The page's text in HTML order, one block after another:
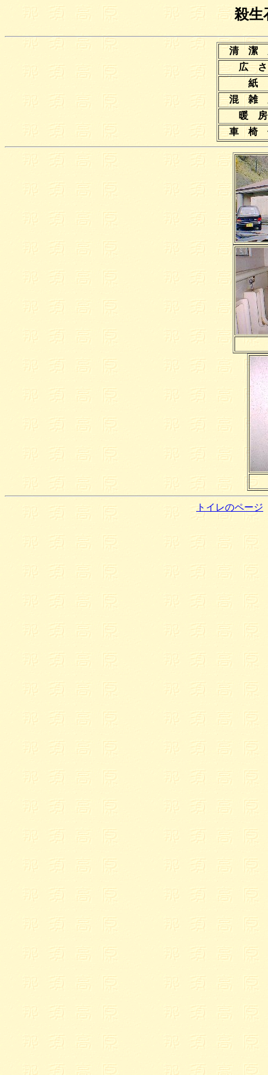
殺生
清 潔
広
混 雑
暖
車 椅
トイレのページ